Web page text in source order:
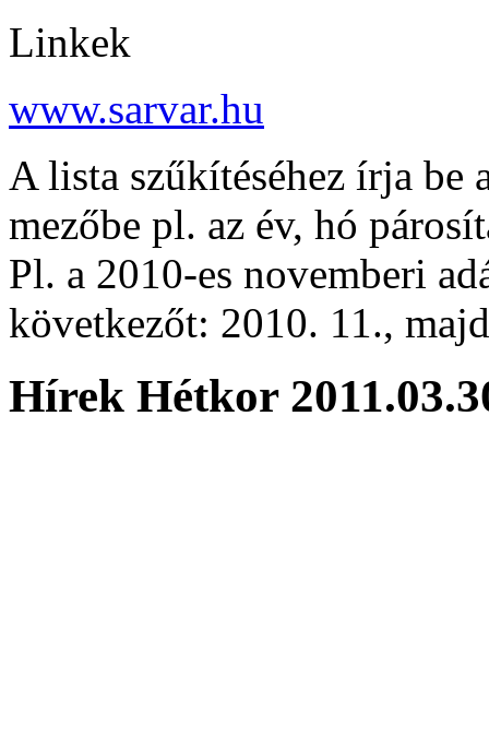
Linkek
www.sarvar.hu
A lista szűkítéséhez írja
mezőbe pl. az év, hó
Pl. a 2010-es novemberi
következőt: 2010. 11.,
Hírek Hétkor